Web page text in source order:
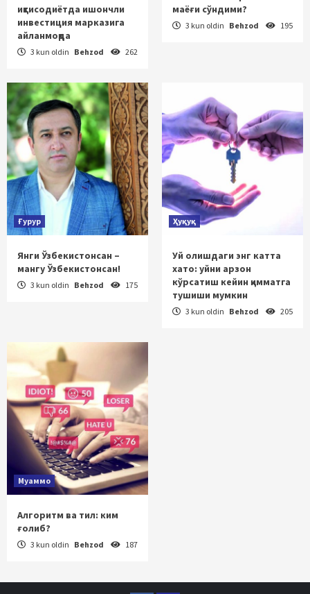
иқтисодиётда ишончли
инвестиция марказига
айланмоқда
3 kun oldin Behzod 262
маёғи сўндими?
3 kun oldin Behzod 195
Ғурур
Янги Ўзбекистонсан –
мангу Ўзбекистонсан!
3 kun oldin Behzod 175
Ҳуқуқ
Уй олишдаги энг катта
хато: уйни арзон
кўрсатиш кейин қимматга
тушиши мумкин
3 kun oldin Behzod 205
Муаммо
Алгоритм ва тил: ким
ғолиб?
3 kun oldin Behzod 187